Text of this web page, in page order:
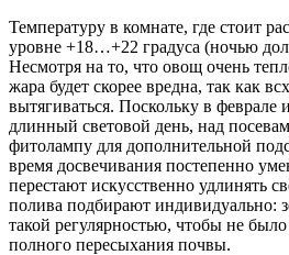
Температуру в комнате, где стоит
уровне +18…+22 градуса (ночью
Несмотря на то, что овощ очень
жара будет скорее вредна, так как
вытягиваться. Поскольку в феврале
длинный световой день, над
фитолампу для дополнительной
время досвечивания постепенно
перестают искусственно удлинять
полива подбирают индивидуально:
такой регулярностью, чтобы не
полного пересыхания почвы.